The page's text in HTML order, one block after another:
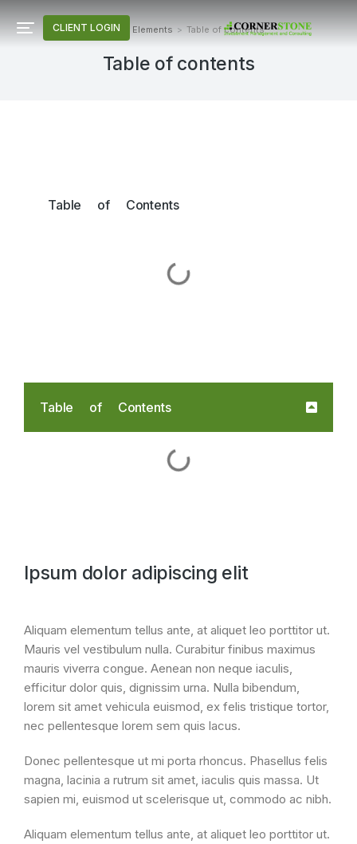
CLIENT LOGIN
You are here:Home Elements Table of contents
Table of contents
Table of Contents
Table of Contents
Ipsum dolor adipiscing elit
Aliquam elementum tellus ante, at aliquet leo porttitor ut.
Mauris vel vestibulum nulla. Curabitur finibus maximus
mauris viverra congue. Aenean non neque iaculis,
efficitur dolor quis, dignissim urna. Nulla bibendum,
lorem sit amet vehicula euismod, ex felis tristique tortor,
nec pellentesque lorem sem quis lacus.
Donec pellentesque ut mi porta rhoncus. Phasellus felis
magna, lacinia a rutrum sit amet, iaculis quis massa. Ut
sapien mi, euismod ut scelerisque ut, commodo ac nibh.
Aliquam elementum tellus ante, at aliquet leo porttitor ut.